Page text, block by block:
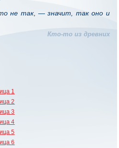
не так, — значит, так оно и
Кто-то из древних
1
2
3
4
5
6